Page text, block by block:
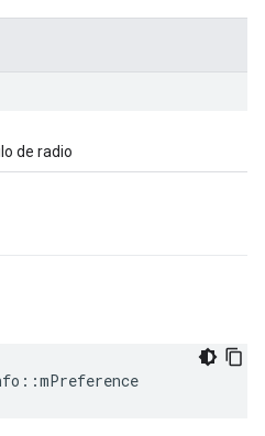
de radio
::mPreference